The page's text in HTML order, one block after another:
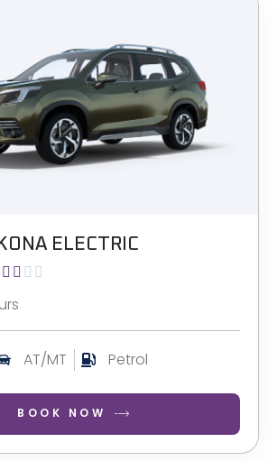
ELECTRIC
   
AT/MT Petrol
BOOK NOW